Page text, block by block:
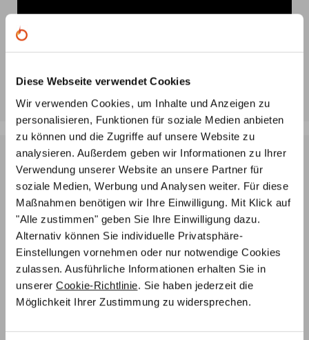
Diese Webseite verwendet Cookies
Wir verwenden Cookies, um Inhalte und Anzeigen zu
personalisieren, Funktionen für soziale Medien anbieten
zu können und die Zugriffe auf unsere Website zu
analysieren. Außerdem geben wir Informationen zu Ihrer
Verwendung unserer Website an unsere Partner für
soziale Medien, Werbung und Analysen weiter. Für diese
Maßnahmen benötigen wir Ihre Einwilligung. Mit Klick auf
"Alle zustimmen" geben Sie Ihre Einwilligung dazu.
Alternativ können Sie individuelle Privatsphäre-
Einstellungen vornehmen oder nur notwendige Cookies
zulassen. Ausführliche Informationen erhalten Sie in
unserer Cookie-Richtlinie. Sie haben jederzeit die
Möglichkeit Ihrer Zustimmung zu widersprechen.
Fachwissen & Leidenschaft: Unser Ofenbau-
Team